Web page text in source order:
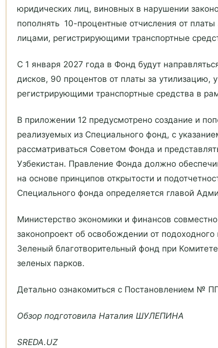
юридических лиц, виновных в нарушении
пополнять 10-процентные отчисления от
лицами, регистрирующими транспортные
С 1 января 2027 года в Фонд будут
дисков, 90 процентов от платы за
регистрирующими транспортные средства в
В приложении 12 предусмотрено создание и
реализуемых из Специального фонд, с
рассматриваться Советом Фонда и
Узбекистан. Правление Фонда должно
на основе принципов открытости и
Специального фонда определяется главой
Министерство экономики и финансов
законопроект об освобождении от
Зеленый благотворительный фонд при
зеленых парков.
Детально ознакомиться с Постановлением №
Обзор подготовила Наталия ШУЛЕПИНА
SREDA.UZ